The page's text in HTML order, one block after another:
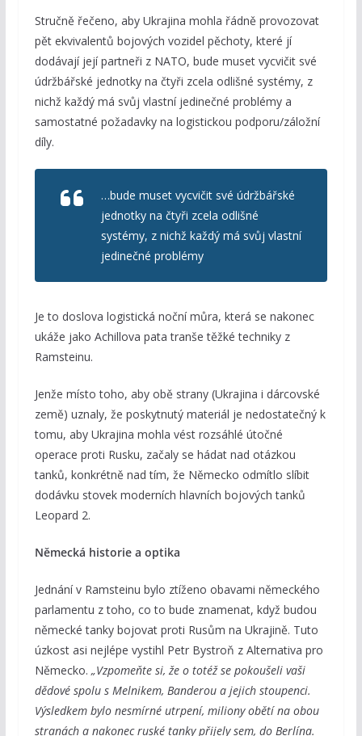
Stručně řečeno, aby Ukrajina mohla řádně provozovat
pět ekvivalentů bojových vozidel pěchoty, které jí
dodávají její partneři z NATO, bude muset vycvičit své
údržbářské jednotky na čtyři zcela odlišné systémy, z
nichž každý má svůj vlastní jedinečné problémy a
samostatné požadavky na logistickou podporu/záložní
díly.
…bude muset vycvičit své údržbářské
jednotky na čtyři zcela odlišné
systémy, z nichž každý má svůj vlastní
jedinečné problémy
Je to doslova logistická noční můra, která se nakonec
ukáže jako Achillova pata tranše těžké techniky z
Ramsteinu.
Jenže místo toho, aby obě strany (Ukrajina i dárcovské
země) uznaly, že poskytnutý materiál je nedostatečný k
tomu, aby Ukrajina mohla vést rozsáhlé útočné
operace proti Rusku, začaly se hádat nad otázkou
tanků, konkrétně nad tím, že Německo odmítlo slíbit
dodávku stovek moderních hlavních bojových tanků
Leopard 2.
Německá historie a optika
Jednání v Ramsteinu bylo ztíženo obavami německého
parlamentu z toho, co to bude znamenat, když budou
německé tanky bojovat proti Rusům na Ukrajině. Tuto
úzkost asi nejlépe vystihl Petr Bystroň z Alternativa pro
Německo. „Vzpomeňte si, že o totéž se pokoušeli vaši
dědové spolu s Melnikem, Banderou a jejich stoupenci.
Výsledkem bylo nesmírné utrpení, miliony obětí na obou
stranách a nakonec ruské tanky přijely sem, do Berlína.